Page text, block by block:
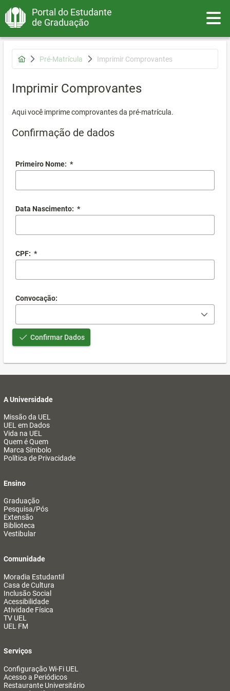
Portal do Estudante
de Graduação
Pré-Matrícula Imprimir Comprovantes
Imprimir Comprovantes
Aqui você imprime comprovantes da pré-matrícula.
Confirmação de dados
Primeiro Nome: *
Data Nascimento: *
CPF: *
Convocação:
Confirmar Dados
A Universidade
Missão da UEL
UEL em Dados
Vida na UEL
Quem é Quem
Marca Símbolo
Política de Privacidade
Ensino
Graduação
Pesquisa/Pós
Extensão
Biblioteca
Vestibular
Comunidade
Moradia Estudantil
Casa de Cultura
Inclusão Social
Acessibilidade
Atividade Física
TV UEL
UEL FM
Serviços
Configuração Wi-Fi UEL
Acesso a Periódicos
Restaurante Universitário